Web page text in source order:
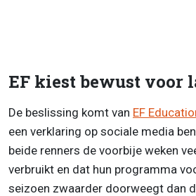
EF kiest bewust voor
De beslissing komt van EF
een verklaring op sociale media
beide renners de voorbije weken
verbruikt en dat hun programma
seizoen zwaarder doorweegt dan